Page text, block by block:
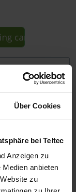
Über Cookies
bei Teltec
Anzeigen zu
anbieten
zu
cart
und